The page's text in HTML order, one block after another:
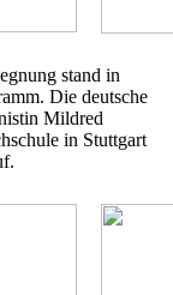
stand in
Die deutsche
Mildred
in Stuttgart